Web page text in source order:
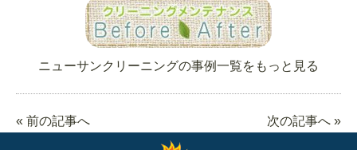
ニューサンクリーニングの事例一覧をもっと見る
« 前の記事へ 次の記事へ »